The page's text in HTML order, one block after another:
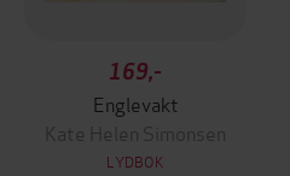
169,-
Englevakt
Kate Helen Simonsen
LYDBOK